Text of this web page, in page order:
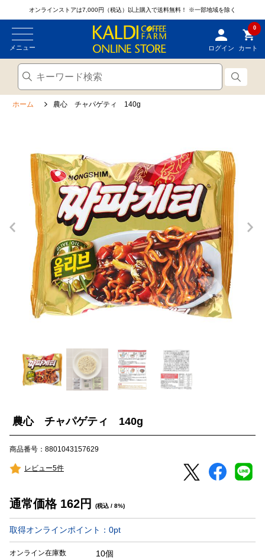
オンラインストアは7,000円（税込）以上購入で送料無料！ ※一部地域を除く
メニュー ログイン
0
カート
ホーム 農心 チャパゲティ 140g
農心 チャパゲティ 140g
商品番号：8801043157629
レビュー5件
通常価格 162円 (税込 / 8%)
取得オンラインポイント： 0pt
オンライン在庫数 10個